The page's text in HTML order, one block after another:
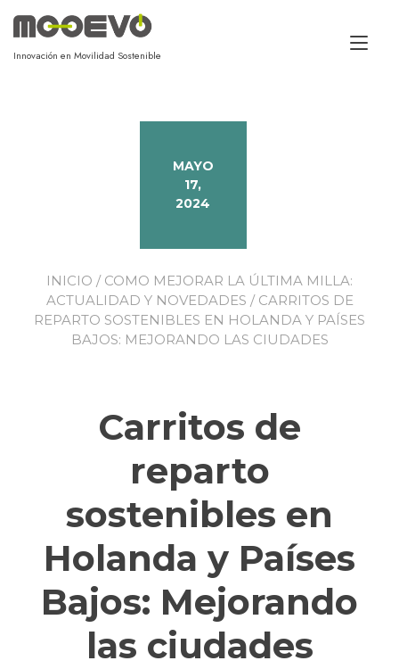
Innovación en Movilidad Sostenible
MAYO
17,
2024
INICIO / COMO MEJORAR LA ÚLTIMA MILLA:
ACTUALIDAD Y NOVEDADES / CARRITOS DE
REPARTO SOSTENIBLES EN HOLANDA Y PAÍSES
BAJOS: MEJORANDO LAS CIUDADES
Carritos de
reparto
sostenibles en
Holanda y Países
Bajos: Mejorando
las ciudades